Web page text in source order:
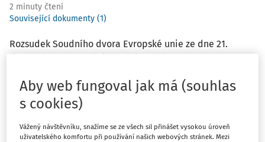
2 minuty čtení
Související dokumenty (1)
Rozsudek Soudního dvora Evropské unie ze dne 21.
listopadu 2018 ve věci C-664/16 Vădan
K předpisům:
§ 72 zákona č. 235/2004 Sb.
§ 79 zákona č. 235/2004 Sb., o dani z přidané hodnoty
Aby web fungoval jak má (souhlas
s cookies)
Vážený návštěvníku, snažíme se ze všech sil přinášet vysokou úroveň
uživatelského komfortu při používání našich webových stránek. Mezi